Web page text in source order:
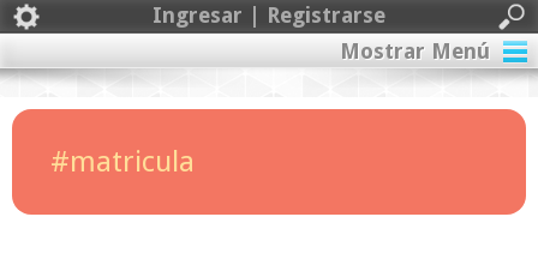
Ingresar | Registrarse
Mostrar Menú
#matricula